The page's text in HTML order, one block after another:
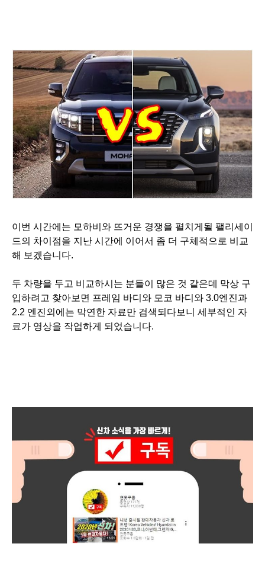
이번 시간에는 모하비와 뜨거운 경쟁을 펼치게될 팰리세이
드의 차이점을 지난 시간에 이어서 좀 더 구체적으로 비교
해 보겠습니다.
두 차량을 두고 비교하시는 분들이 많은 것 같은데 막상 구
입하려고 찾아보면 프레임 바디와 모코 바디와 3.0엔진과
2.2 엔진외에는 막연한 자료만 검색되다보니 세부적인 자
료가 영상을 작업하게 되었습니다.